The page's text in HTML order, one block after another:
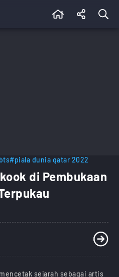
#piala dunia qatar 2022
di Pembukaan
sejarah sebagai artis